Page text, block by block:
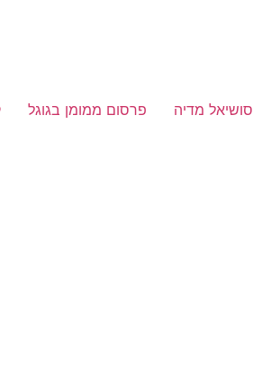
סושיאל מדיה פרסום ממומן בגוגל